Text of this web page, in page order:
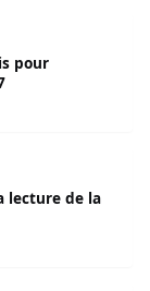
pour
lecture de la